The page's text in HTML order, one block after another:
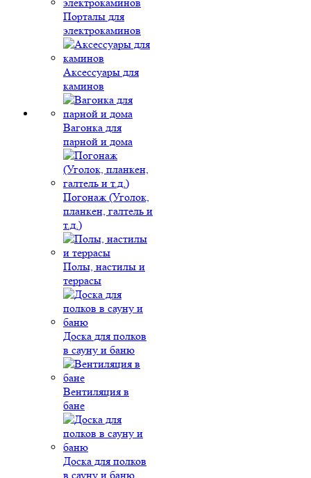
Порталы для
электрокаминов
Аксессуары для
каминов
Вагонка для
парной и дома
Погонаж (Уголок,
планкен, галтель и
т.д.)
Полы, настилы и
террасы
Доска для полков
в сауну и баню
Вентиляция в
бане
Доска для полков
в сауну и баню